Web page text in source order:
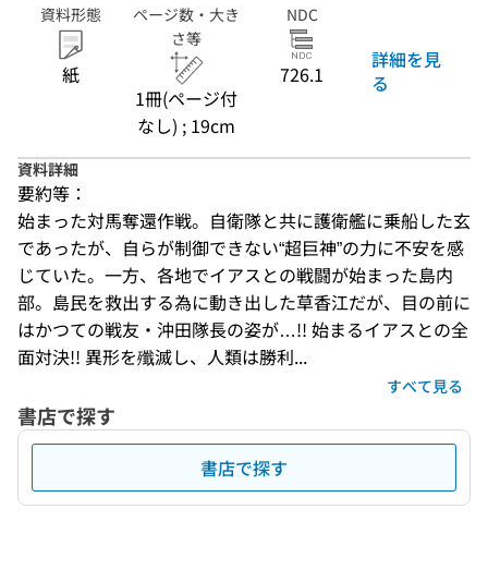
資料形態
紙
ページ数・大き
さ等
1冊(ページ付
なし) ; 19cm
NDC
726.1
詳細を見
る
資料詳細
要約等：
始まった対馬奪還作戦。自衛隊と共に護衛艦に乗船した玄
であったが、自らが制御できない“超巨神”の力に不安を感
じていた。一方、各地でイアスとの戦闘が始まった島内
部。島民を救出する為に動き出した草香江だが、目の前に
はかつての戦友・沖田隊長の姿が…!! 始まるイアスとの全
面対決!! 異形を殲滅し、人類は勝利...
すべて見る
書店で探す
書店で探す